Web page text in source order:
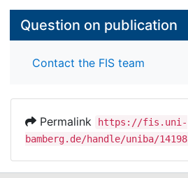
Question on publication
Contact the FIS team
Permalink
https://fis.uni-
bamberg.de/handle/uniba/14198